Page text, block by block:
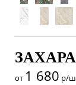
от 1 680 р/